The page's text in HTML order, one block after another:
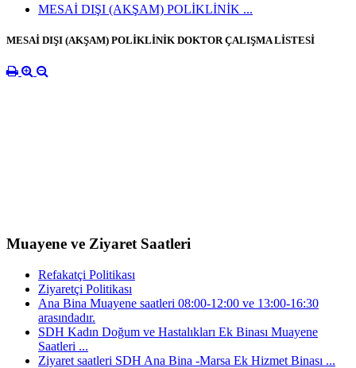
MESAİ DIŞI (AKŞAM) POLİKLİNİK ...
MESAİ DIŞI (AKŞAM) POLİKLİNİK DOKTOR ÇALIŞMA LİSTESİ
Muayene ve Ziyaret Saatleri
Refakatçi Politikası
Ziyaretçi Politikası
Ana Bina Muayene saatleri 08:00-12:00 ve 13:00-16:30
arasındadır.
SDH Kadın Doğum ve Hastalıkları Ek Binası Muayene
Saatleri ...
Ziyaret saatleri SDH Ana Bina -Marsa Ek Hizmet Binası ...